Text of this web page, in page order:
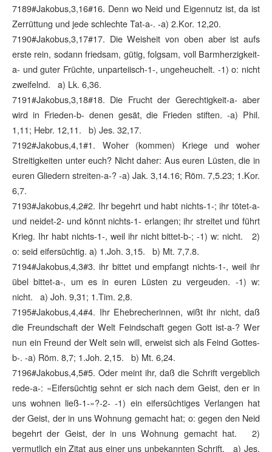
7189#Jakobus,3,16#16. Denn wo Neid und Eigennutz ist, da ist
Zerrüttung und jede schlechte Tat-a-. -a) 2.Kor. 12,20.
7190#Jakobus,3,17#17. Die Weisheit von oben aber ist aufs
erste rein, sodann friedsam, gütig, folgsam, voll Barmherzigkeit-
a- und guter Früchte, unparteiisch-1-, ungeheuchelt. -1) o: nicht
zweifelnd. a) Lk. 6,36.
7191#Jakobus,3,18#18. Die Frucht der Gerechtigkeit-a- aber
wird in Frieden-b- denen gesät, die Frieden stiften. -a) Phil.
1,11; Hebr. 12,11. b) Jes. 32,17.
7192#Jakobus,4,1#1. Woher (kommen) Kriege und woher
Streitigkeiten unter euch? Nicht daher: Aus euren Lüsten, die in
euren Gliedern streiten-a-? -a) Jak. 3,14.16; Röm. 7,5.23; 1.Kor.
6,7.
7193#Jakobus,4,2#2. Ihr begehrt und habt nichts-1-; ihr tötet-a-
und neidet-2- und könnt nichts-1- erlangen; ihr streitet und führt
Krieg. Ihr habt nichts-1-, weil ihr nicht bittet-b-; -1) w: nicht. 2)
o: seid eifersüchtig. a) 1.Joh. 3,15. b) Mt. 7,7.8.
7194#Jakobus,4,3#3. ihr bittet und empfangt nichts-1-, weil ihr
übel bittet-a-, um es in euren Lüsten zu vergeuden. -1) w:
nicht. a) Joh. 9,31; 1.Tim. 2,8.
7195#Jakobus,4,4#4. Ihr Ehebrecherinnen, wißt ihr nicht, daß
die Freundschaft der Welt Feindschaft gegen Gott ist-a-? Wer
nun ein Freund der Welt sein will, erweist sich als Feind Gottes-
b-. -a) Röm. 8,7; 1.Joh. 2,15. b) Mt. 6,24.
7196#Jakobus,4,5#5. Oder meint ihr, daß die Schrift vergeblich
rede-a-: «Eifersüchtig sehnt er sich nach dem Geist, den er in
uns wohnen ließ-1-»?-2- -1) ein eifersüchtiges Verlangen hat
der Geist, der in uns Wohnung gemacht hat; o: gegen den Neid
begehrt der Geist, der in uns Wohnung gemacht hat. 2)
vermutlich ein Zitat aus einer uns unbekannten Schrift. a) Jes.